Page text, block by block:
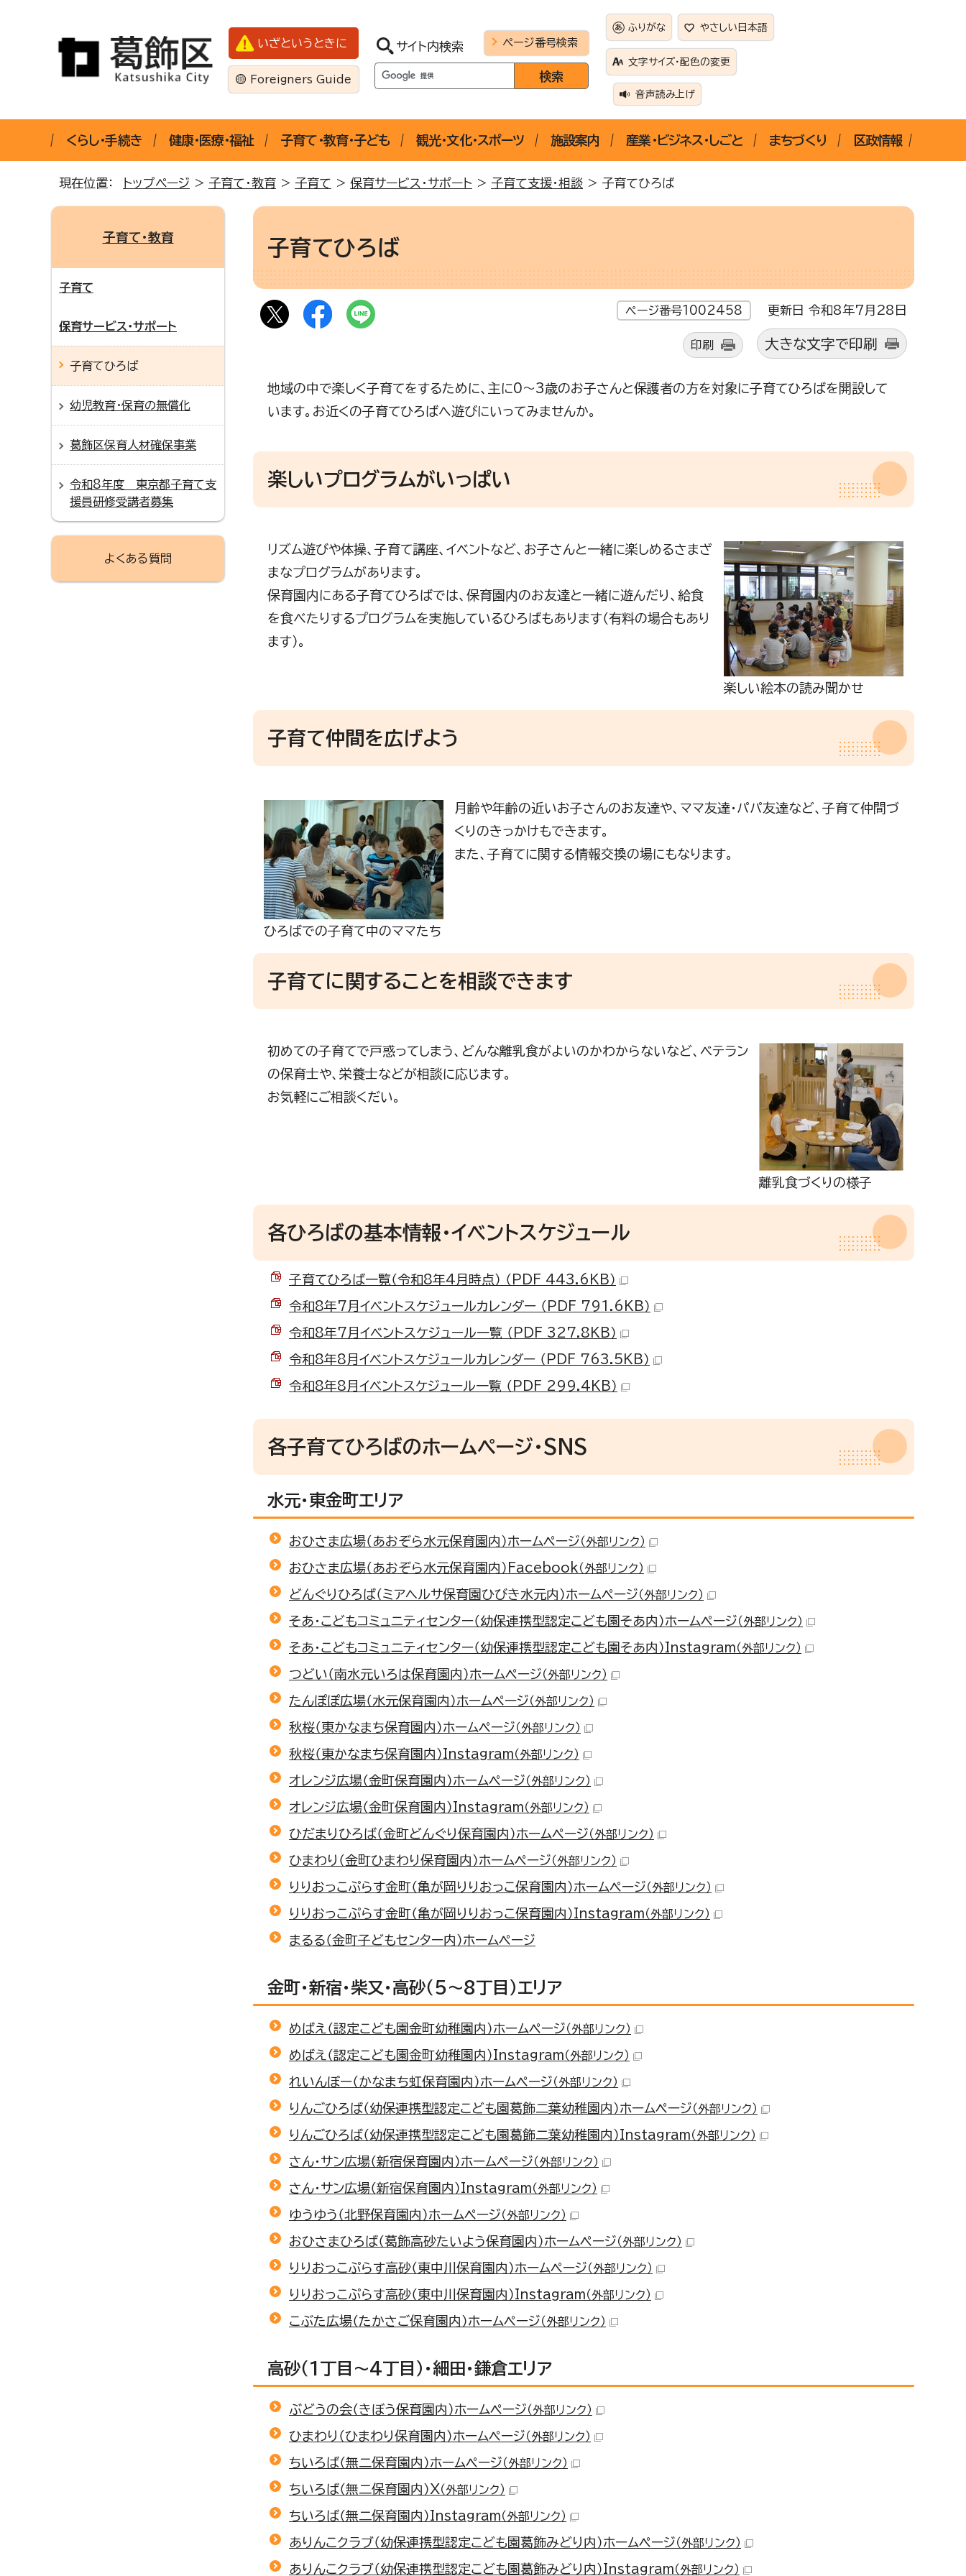
いざというときに
Foreigners Guide
サイト内検索 ページ番号検索
ふりがな やさしい日本語
文字サイズ・配色の変更
音声読み上げ
くらし・手続き 健康・医療・福祉 子育て・教育・子ども 観光・文化・スポーツ 施設案内 産業・ビジネス・しごと まちづくり 区政情報
現在位置： トップページ > 子育て・教育 > 子育て > 保育サービス・サポート > 子育て支援・相談 > 子育てひろば
子育てひろば
ページ番号1002458 更新日 令和8年7月28日
印刷 大きな文字で印刷
地域の中で楽しく子育てをするために、主に0～3歳のお子さんと保護者の方を対象に子育てひろばを開設して
います。お近くの子育てひろばへ遊びにいってみませんか。
楽しいプログラムがいっぱい
楽しい絵本の読み聞かせ
リズム遊びや体操、子育て講座、イベントなど、お子さんと一緒に楽しめるさまざ
まなプログラムがあります。
保育園内にある子育てひろばでは、保育園内のお友達と一緒に遊んだり、給食
を食べたりするプログラムを実施しているひろばもあります（有料の場合もあり
ます）。
子育て仲間を広げよう
ひろばでの子育て中のママたち
月齢や年齢の近いお子さんのお友達や、ママ友達・パパ友達など、子育て仲間づ
くりのきっかけもできます。
また、子育てに関する情報交換の場にもなります。
子育てに関することを相談できます
離乳食づくりの様子
初めての子育てで戸惑ってしまう、どんな離乳食がよいのかわからないなど、ベテラン
の保育士や、栄養士などが相談に応じます。
お気軽にご相談くだい。
各ひろばの基本情報・イベントスケジュール
子育てひろば一覧（令和8年4月時点） （PDF 443.6KB）
令和8年7月イベントスケジュールカレンダー （PDF 791.6KB）
令和8年7月イベントスケジュール一覧 （PDF 327.8KB）
令和8年8月イベントスケジュールカレンダー （PDF 763.5KB）
令和8年8月イベントスケジュール一覧 （PDF 299.4KB）
各子育てひろばのホームページ・SNS
水元・東金町エリア
おひさま広場（あおぞら水元保育園内）ホームページ（外部リンク）
おひさま広場（あおぞら水元保育園内）Facebook（外部リンク）
どんぐりひろば（ミアヘルサ保育園ひびき水元内）ホームページ（外部リンク）
そあ・こどもコミュニティセンター（幼保連携型認定こども園そあ内）ホームページ（外部リンク）
そあ・こどもコミュニティセンター（幼保連携型認定こども園そあ内）Instagram（外部リンク）
つどい（南水元いろは保育園内）ホームページ（外部リンク）
たんぽぽ広場（水元保育園内）ホームページ（外部リンク）
秋桜（東かなまち保育園内）ホームページ（外部リンク）
秋桜（東かなまち保育園内）Instagram（外部リンク）
オレンジ広場（金町保育園内）ホームページ（外部リンク）
オレンジ広場（金町保育園内）Instagram（外部リンク）
ひだまりひろば（金町どんぐり保育園内）ホームページ（外部リンク）
ひまわり（金町ひまわり保育園内）ホームページ（外部リンク）
りりおっこぷらす金町（亀が岡りりおっこ保育園内）ホームページ（外部リンク）
りりおっこぷらす金町（亀が岡りりおっこ保育園内）Instagram（外部リンク）
まるる（金町子どもセンター内）ホームページ
金町・新宿・柴又・高砂（5～8丁目）エリア
めばえ（認定こども園金町幼稚園内）ホームページ（外部リンク）
めばえ（認定こども園金町幼稚園内）Instagram（外部リンク）
れいんぼー（かなまち虹保育園内）ホームページ（外部リンク）
りんごひろば（幼保連携型認定こども園葛飾二葉幼稚園内）ホームページ（外部リンク）
りんごひろば（幼保連携型認定こども園葛飾二葉幼稚園内）Instagram（外部リンク）
さん・サン広場（新宿保育園内）ホームページ（外部リンク）
さん・サン広場（新宿保育園内）Instagram（外部リンク）
ゆうゆう（北野保育園内）ホームページ（外部リンク）
おひさまひろば（葛飾高砂たいよう保育園内）ホームページ（外部リンク）
りりおっこぷらす高砂（東中川保育園内）ホームページ（外部リンク）
りりおっこぷらす高砂（東中川保育園内）Instagram（外部リンク）
こぶた広場（たかさご保育園内）ホームページ（外部リンク）
高砂（1丁目～4丁目）・細田・鎌倉エリア
ぶどうの会（きぼう保育園内）ホームページ（外部リンク）
ひまわり（ひまわり保育園内）ホームページ（外部リンク）
ちいろば（無二保育園内）ホームページ（外部リンク）
ちいろば（無二保育園内）X（外部リンク）
ちいろば（無二保育園内）Instagram（外部リンク）
ありんこクラブ（幼保連携型認定こども園葛飾みどり内）ホームページ（外部リンク）
ありんこクラブ（幼保連携型認定こども園葛飾みどり内）Instagram（外部リンク）
子育て・教育
子育て
保育サービス・サポート
子育てひろば
幼児教育・保育の無償化
葛飾区保育人材確保事業
令和8年度 東京都子育て支
援員研修受講者募集
よくある質問